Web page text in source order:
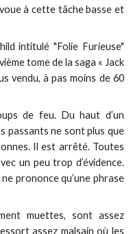
à cette tâche basse et
intitulé "Folie Furieuse"
tome de la saga « Jack
vendu, à pas moins de 60
de feu. Du haut d’un
passants ne sont plus que
Il est arrêté. Toutes
un peu trop d’évidence.
prononce qu’une phrase
muettes, sont assez
assez malsain où les